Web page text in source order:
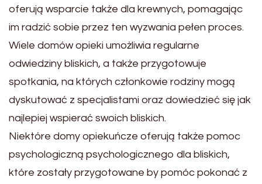
oferują wsparcie także dla krewnych, pomagając
im radzić sobie przez ten wyzwania pełen proces.
Wiele domów opieki umożliwia regularne
odwiedziny bliskich, a także przygotowuje
spotkania, na których członkowie rodziny mogą
dyskutować z specjalistami oraz dowiedzieć się jak
najlepiej wspierać swoich bliskich.
Niektóre domy opiekuńcze oferują także pomoc
psychologiczną psychologicznego dla bliskich,
które zostały przygotowane by pomóc pokonać z